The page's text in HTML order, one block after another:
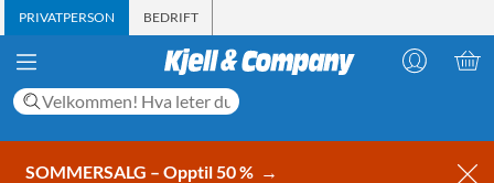
PRIVATPERSON BEDRIFT
SOMMERSALG – Opptil 50 % →